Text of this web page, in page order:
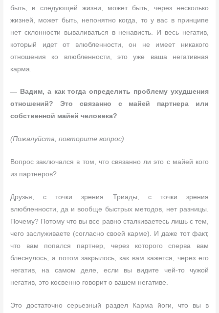
быть, в следующей жизни, может быть, через несколько
жизней, может быть, непонятно когда, то у вас в принципе
нет склонности вываливаться в ненависть. И весь негатив,
который идет от влюбленности, он не имеет никакого
отношения ко влюбленности, это уже ваша негативная
карма.
— Вадим, а как тогда определить проблему ухудшения
отношений? Это связанно с майей партнера или
собственной майей человека?
(Пожалуйста, повторите вопрос)
Вопрос заключался в том, что связанно ли это с майей кого
из партнеров?
Друзья, с точки зрения Триады, с точки зрения
влюбленности, да и вообще быстрых методов, нет разницы.
Почему? Потому что вы все равно сталкиваетесь лишь с тем,
чего заслуживаете (согласно своей карме). И даже тот факт,
что вам попался партнер, через которого сперва вам
блеснулось, а потом закрылось, как вам кажется, через его
негатив, на самом деле, если вы видите чей-то чужой
негатив, это косвенно говорит о вашем негативе.
Это достаточно серьезный раздел Карма йоги, что вы в